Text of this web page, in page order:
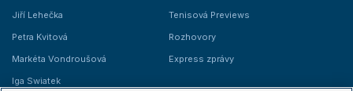
Jiří Lehečka
Petra Kvitová
Markéta Vondroušová
Iga Swiatek
Tenisová Previews
Rozhovory
Express zprávy